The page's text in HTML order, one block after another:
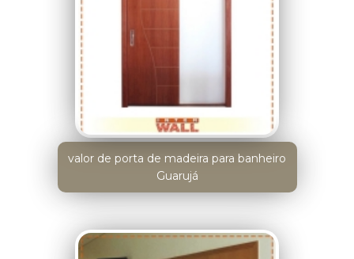
valor de porta de madeira para banheiro
Guarujá